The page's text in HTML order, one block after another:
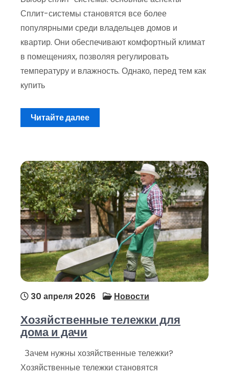
Сплит-системы становятся все более
популярными среди владельцев домов и
квартир. Они обеспечивают комфортный климат
в помещениях, позволяя регулировать
температуру и влажность. Однако, перед тем как
купить
Читайте далее
30 апреля 2026 Новости
Хозяйственные тележки для
дома и дачи
Зачем нужны хозяйственные тележки?
Хозяйственные тележки становятся